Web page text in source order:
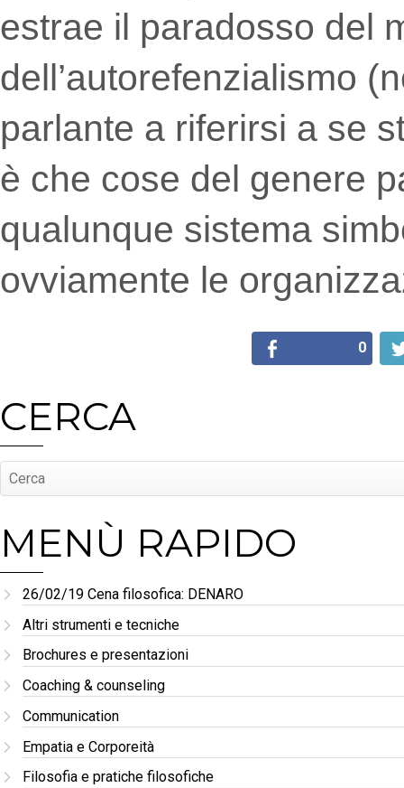
estrae il paradosso del
dell’autorefenzialismo
parlante a riferirsi a se
è che cose del genere
qualunque sistema
ovviamente le
0
CERCA
MENÙ RAPIDO
26/02/19 Cena filosofica: DENARO
Altri strumenti e tecniche
Brochures e presentazioni
Coaching & counseling
Communication
Empatia e Corporeità
Filosofia e pratiche filosofiche